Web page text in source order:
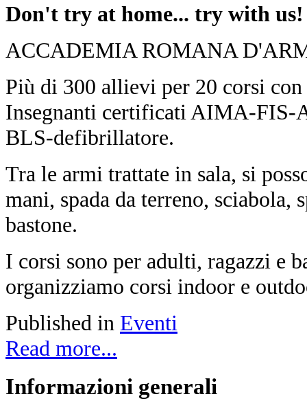
Don't try at home... try with us!
ACCADEMIA ROMANA
Più di 300 allievi per 20 corsi con
Insegnanti certificati AIMA-FIS-
BLS-defibrillatore.
Tra le armi trattate in sala, si
mani, spada da terreno, sciabola,
bastone.
I corsi sono per adulti, ragazzi e
organizziamo corsi indoor e
Published in Eventi
Read more...
Informazioni generali